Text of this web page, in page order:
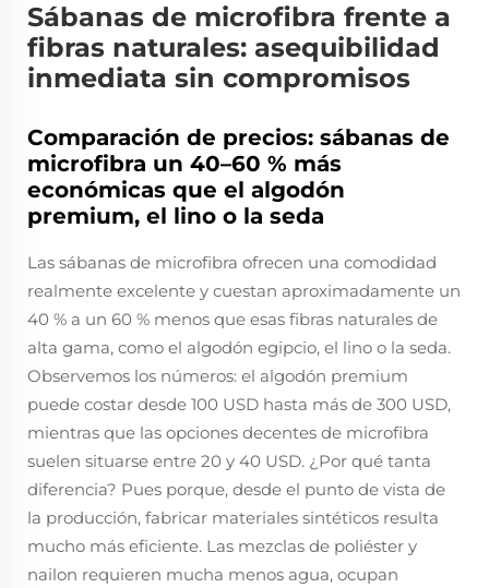
Sábanas de microfibra frente a
fibras naturales: asequibilidad
inmediata sin compromisos
Comparación de precios: sábanas de
microfibra un 40–60 % más
económicas que el algodón
premium, el lino o la seda
Las sábanas de microfibra ofrecen una comodidad
realmente excelente y cuestan aproximadamente un
40 % a un 60 % menos que esas fibras naturales de
alta gama, como el algodón egipcio, el lino o la seda.
Observemos los números: el algodón premium
puede costar desde 100 USD hasta más de 300 USD,
mientras que las opciones decentes de microfibra
suelen situarse entre 20 y 40 USD. ¿Por qué tanta
diferencia? Pues porque, desde el punto de vista de
la producción, fabricar materiales sintéticos resulta
mucho más eficiente. Las mezclas de poliéster y
nailon requieren mucha menos agua, ocupan